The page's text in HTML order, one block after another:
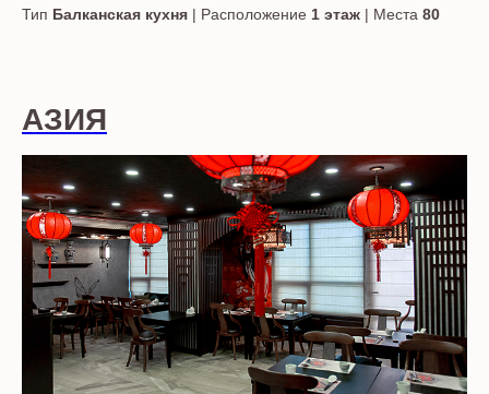
Тип Балканская кухня | Расположение 1 этаж | Места 80
АЗИЯ